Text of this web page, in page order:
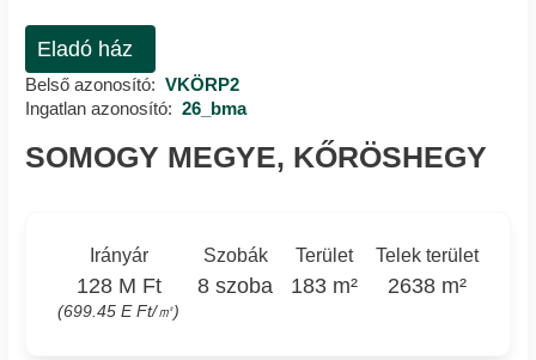
Eladó ház
Belső azonosító: VKÖRP2
Ingatlan azonosító: 26_bma
SOMOGY MEGYE, KŐRÖSHEGY
Irányár
128 M Ft
(699.45 E Ft/㎡)
Szobák
8 szoba
Terület
183 m²
Telek terület
2638 m²